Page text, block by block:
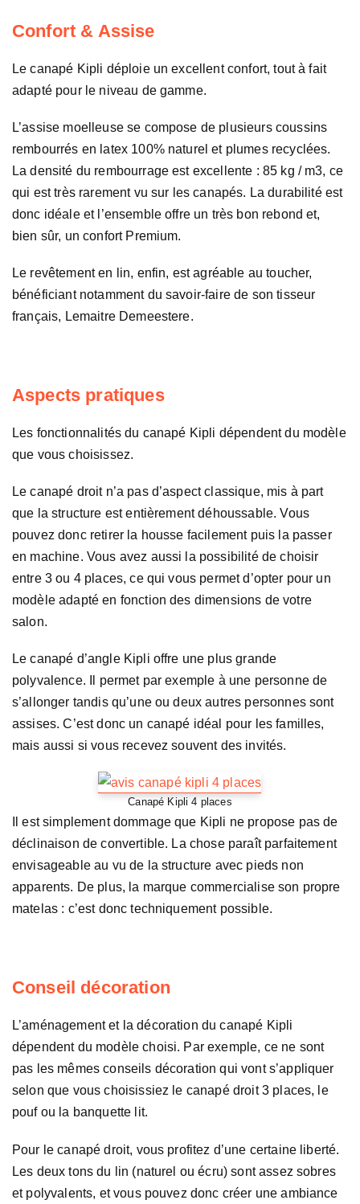
Confort & Assise
Le canapé Kipli déploie un excellent confort, tout à fait
adapté pour le niveau de gamme.
L’assise moelleuse se compose de plusieurs coussins
rembourrés en latex 100% naturel et plumes recyclées.
La densité du rembourrage est excellente : 85 kg / m3, ce
qui est très rarement vu sur les canapés. La durabilité est
donc idéale et l’ensemble offre un très bon rebond et,
bien sûr, un confort Premium.
Le revêtement en lin, enfin, est agréable au toucher,
bénéficiant notamment du savoir-faire de son tisseur
français, Lemaitre Demeestere.
Aspects pratiques
Les fonctionnalités du canapé Kipli dépendent du modèle
que vous choisissez.
Le canapé droit n’a pas d’aspect classique, mis à part
que la structure est entièrement déhoussable. Vous
pouvez donc retirer la housse facilement puis la passer
en machine. Vous avez aussi la possibilité de choisir
entre 3 ou 4 places, ce qui vous permet d’opter pour un
modèle adapté en fonction des dimensions de votre
salon.
Le canapé d’angle Kipli offre une plus grande
polyvalence. Il permet par exemple à une personne de
s’allonger tandis qu’une ou deux autres personnes sont
assises. C’est donc un canapé idéal pour les familles,
mais aussi si vous recevez souvent des invités.
Canapé Kipli 4 places
Il est simplement dommage que Kipli ne propose pas de
déclinaison de convertible. La chose paraît parfaitement
envisageable au vu de la structure avec pieds non
apparents. De plus, la marque commercialise son propre
matelas : c’est donc techniquement possible.
Conseil décoration
L’aménagement et la décoration du canapé Kipli
dépendent du modèle choisi. Par exemple, ce ne sont
pas les mêmes conseils décoration qui vont s’appliquer
selon que vous choisissiez le canapé droit 3 places, le
pouf ou la banquette lit.
Pour le canapé droit, vous profitez d’une certaine liberté.
Les deux tons du lin (naturel ou écru) sont assez sobres
et polyvalents, et vous pouvez donc créer une ambiance